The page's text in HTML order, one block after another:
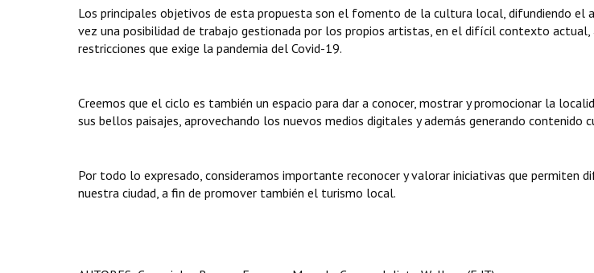
Los principales objetivos de esta propuesta son el fomento de la cultura local, difundiendo el
vez una posibilidad de trabajo gestionada por los propios artistas, en el difícil contexto actual,
restricciones que exige la pandemia del Covid-19.
Creemos que el ciclo es también un espacio para dar a conocer, mostrar y promocionar la
sus bellos paisajes, aprovechando los nuevos medios digitales y además generando contenido
Por todo lo expresado, consideramos importante reconocer y valorar iniciativas que permiten
nuestra ciudad, a fin de promover también el turismo local.